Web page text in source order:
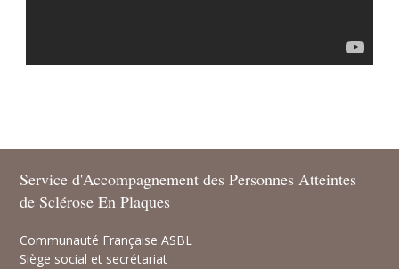
Service d'Accompagnement des Personnes Atteintes
de Sclérose En Plaques
Communauté Française ASBL
Siège social et secrétariat